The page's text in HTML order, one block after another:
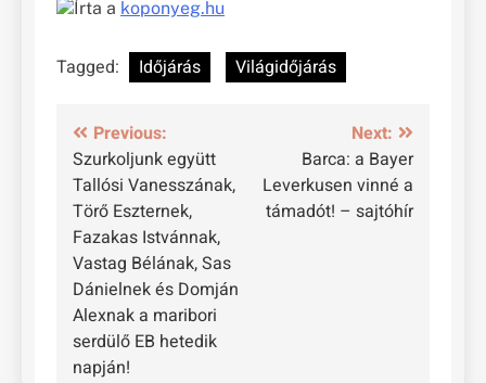
Írta a koponyeg.hu
Tagged: Időjárás Világidőjárás
Bejegyzés
navigáció
Previous:
Szurkoljunk együtt
Tallósi Vanesszának,
Törő Eszternek,
Fazakas Istvánnak,
Vastag Bélának, Sas
Dánielnek és Domján
Alexnak a maribori
serdülő EB hetedik
napján!
Next:
Barca: a Bayer
Leverkusen vinné a
támadót! – sajtóhír